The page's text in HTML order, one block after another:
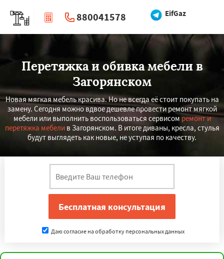
EifGaz
880041578
| Перезвоните мне
Перетяжка и обивка мебели в
Загорянском
Новая мягкая мебель красива. Но не всегда её стоит покупать на
замену. Сегодня можно вдвое дешевле провести ремонт мягкой
мебели или выполнить воспользоваться сервисом ремонт и
перетяжка мебелив Загорянском. В итоге диваны, кресла, стулья
будут выглядеть как новые, не уступая по качеству.
Даю согласие на обработку персональных данных